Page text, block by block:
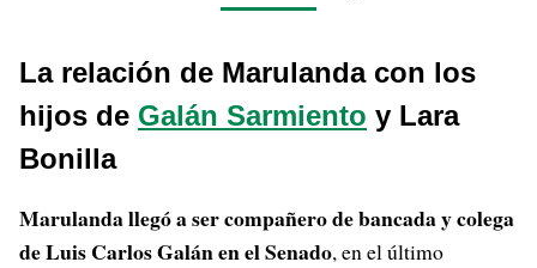
La relación de Marulanda con los
hijos de Galán Sarmiento y Lara
Bonilla
Marulanda llegó a ser compañero de bancada y colega
de Luis Carlos Galán en el Senado, en el último